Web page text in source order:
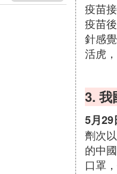
疫苗
疫苗
針感
活虎
3. 我
5月29
劑次
的中
口罩